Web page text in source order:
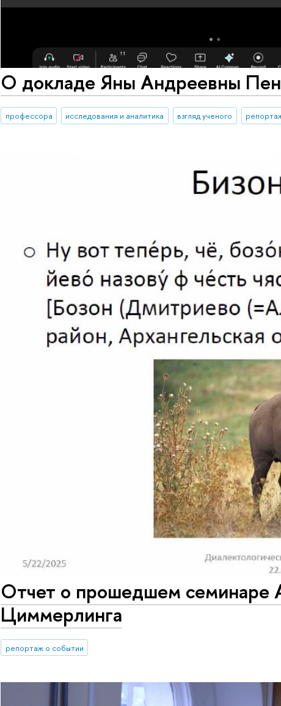
О докладе Яны Андреевны
профессора исследования и аналитика взгляд ученого
Отчет о прошедшем семинаре
Циммерлинга
репортаж о событии